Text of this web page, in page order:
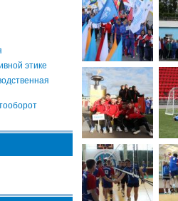
этике